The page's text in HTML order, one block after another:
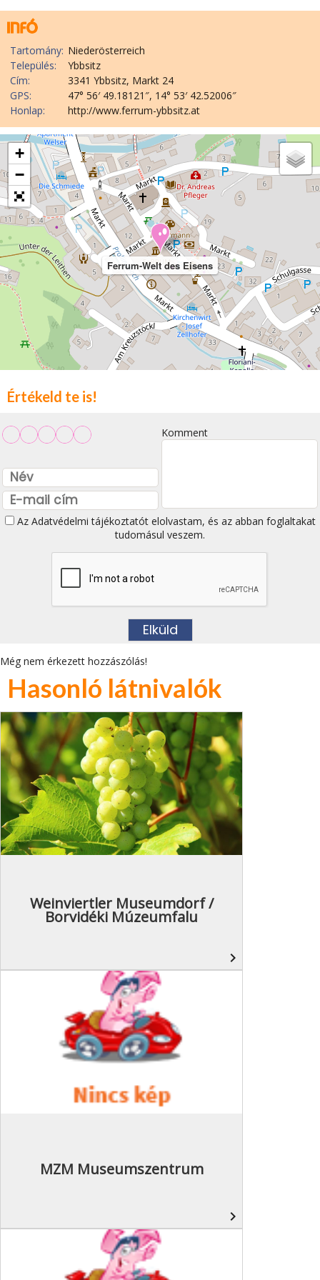
Tartomány: Niederösterreich
Település:
Ybbsitz
Cím:
3341 Ybbsitz, Markt 24
GPS:
47° 56′ 49.18121″, 14° 53′ 42.52006″
Honlap:
http://www.ferrum-ybbsitz.at
Ferrum-Welt des Eisens
+
−
Értékeld te is!
Komment
Az Adatvédelmi tájékoztatótelolvastam, és az abban foglaltakat
tudomásul veszem.
Még nem érkezett hozzászólás!
Hasonló látnivalók
Weinviertler Museumdorf /
Borvidéki Múzeumfalu
navigate_next
MZM Museumszentrum
navigate_next